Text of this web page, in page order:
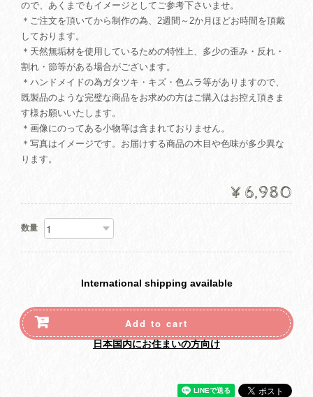
ので、あくまでもイメージとしてご参考下さいませ。
＊ご注文を頂いてから制作の為、2週間～2か月ほどお時間を頂戴
しております。
＊天然無垢材を使用しているための特性上、多少の歪み・反れ・
割れ・節等がある場合がございます。
＊ハンドメイドの為ガタツキ・キズ・色ムラ等がありますので、
既製品のような完璧な商品をお求めの方はご購入はお控え頂きま
す様お願いいたします。
＊画像にのってある小物等は含まれておりません。
＊写真はイメージです。お届けする商品の木目や色味が多少異な
ります。
¥6,980
数量
International shipping available
Add to cart
日本国内にお住まいの方向け